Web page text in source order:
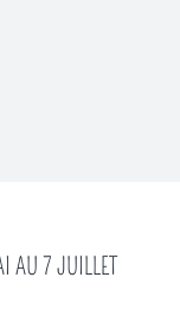
AU 7 JUILLET